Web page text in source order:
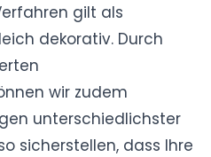
gilt als
dekorativ. Durch
wir zudem
unterschiedlichster
sicherstellen, dass Ihre